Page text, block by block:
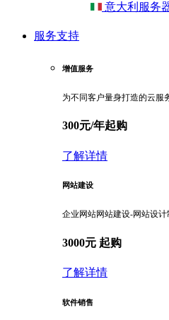
意大利服务
服务支持
增值服务
为不同客户量身打造的云服
300元/年起购
了解详情
网站建设
企业网站网站建设-网站设
3000元 起购
了解详情
软件销售